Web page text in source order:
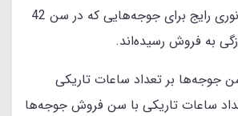
جدول یک برنامه نوری رایج برای جوجه‌هایی که در سن 42
به فروش رسیده‌اند.
جوجه‌ها بر تعداد ساعات تاریکی
ساعات تاریکی با سن فروش جوجه‌ها